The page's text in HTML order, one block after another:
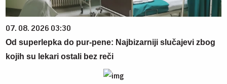
07. 08. 2026 03:30
Od superlepka do pur-pene: Najbizarniji slučajevi zbog
kojih su lekari ostali bez reči